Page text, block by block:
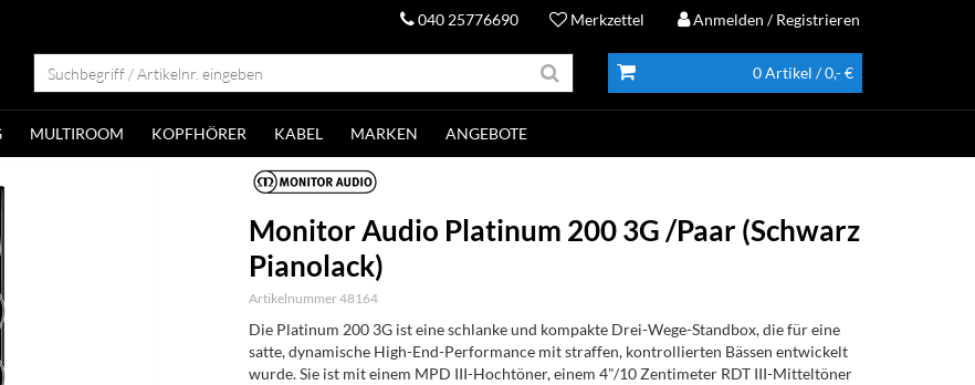
040 25776690 Merkzettel Anmelden / Registrieren
0 Artikel / 0,- €
MULTIROOM KOPFHÖRER KABEL MARKEN ANGEBOTE
Monitor Audio Platinum 200 3G /Paar (Schwarz
Pianolack)
Artikelnummer 48164
Die Platinum 200 3G ist eine schlanke und kompakte Drei-Wege-Standbox, die für eine
satte, dynamische High-End-Performance mit straffen, kontrollierten Bässen entwickelt
wurde. Sie ist mit einem MPD III-Hochtöner, einem 4"/10 Zentimeter RDT III-Mitteltöner